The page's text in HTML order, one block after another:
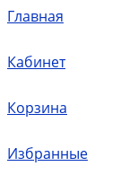
Главная
Кабинет
Корзина
Избранные